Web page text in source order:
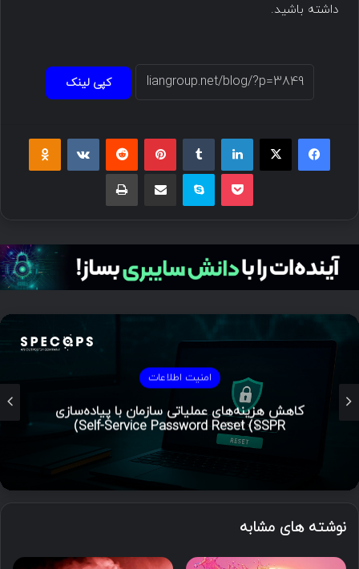
داشته باشید.
کپی لینک
امنیت اطلاعات
حفاظت از حریم خصوصی: اشتراک‌گذاری فایل
نوشته های مشابه